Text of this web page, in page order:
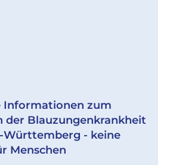
Informationen zum
der Blauzungenkrankheit
Württemberg - keine
Menschen